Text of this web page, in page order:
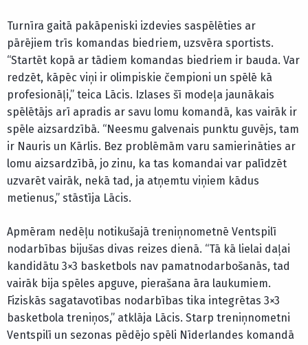
Turnīra gaitā pakāpeniski izdevies saspēlēties ar
pārējiem trīs komandas biedriem, uzsvēra sportists.
“Startēt kopā ar tādiem komandas biedriem ir bauda. Var
redzēt, kāpēc viņi ir olimpiskie čempioni un spēlē kā
profesionāļi,” teica Lācis. Izlases šī modeļa jaunākais
spēlētājs arī apradis ar savu lomu komandā, kas vairāk ir
spēle aizsardzībā. “Neesmu galvenais punktu guvējs, tam
ir Nauris un Kārlis. Bez problēmām varu samierināties ar
lomu aizsardzībā, jo zinu, ka tas komandai var palīdzēt
uzvarēt vairāk, nekā tad, ja atņemtu viņiem kādus
metienus,” stāstīja Lācis.
Apmēram nedēļu notikušajā treniņnometnē Ventspilī
nodarbības bijušas divas reizes dienā. “Tā kā lielai daļai
kandidātu 3×3 basketbols nav pamatnodarbošanās, tad
vairāk bija spēles apguve, pierašana āra laukumiem.
Fiziskās sagatavotības nodarbības tika integrētas 3×3
basketbola treniņos,” atklāja Lācis. Starp treniņnometni
Ventspilī un sezonas pēdējo spēli Nīderlandes komandā